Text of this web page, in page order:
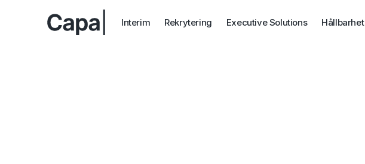
Interim Rekrytering Executive Solutions Hållbarhet